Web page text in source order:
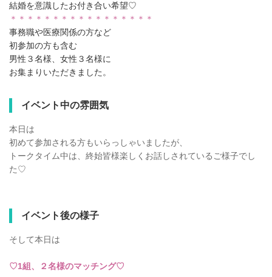
結婚を意識したお付き合い希望♡
＊＊＊＊＊＊＊＊＊＊＊＊＊＊＊＊＊
事務職や医療関係の方など
初参加の方も含む
男性３名様、女性３名様に
お集まりいただきました。
イベント中の雰囲気
本日は
初めて参加される方もいらっしゃいましたが、
トークタイム中は、終始皆様楽しくお話しされているご様子でし
た♡
イベント後の様子
そして本日は
♡1組、２名様のマッチング♡